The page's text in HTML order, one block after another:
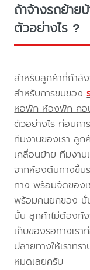
ถ้าจ้างรถย้าย
ตัวอย่างไร ?
สำหรับลูกค้าที่กำลั
สำหรับการขนของ
หอพัก ห้องพัก คอ
ตัวอย่างไร ก่อนกา
ทีมงานของเรา ลูก
เคลื่อนย้าย ทีมงาน
จากห้องต้นทางขึ้น
ทาง พร้อมจัดของเ
พร้อมคนยกของ นั่
นั้น ลูกค้าไม่ต้องกั
เก็บของรอทางเร
ปลายทางให้เราท
หมดเลยครับ